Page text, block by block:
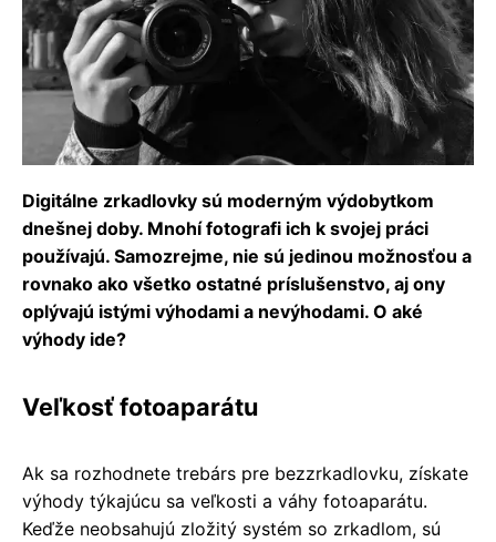
Digitálne zrkadlovky sú moderným výdobytkom
dnešnej doby. Mnohí fotografi ich k svojej práci
používajú. Samozrejme, nie sú jedinou možnosťou a
rovnako ako všetko ostatné príslušenstvo, aj ony
oplývajú istými výhodami a nevýhodami. O aké
výhody ide?
Veľkosť fotoaparátu
Ak sa rozhodnete trebárs pre bezzrkadlovku, získate
výhody týkajúcu sa veľkosti a váhy fotoaparátu.
Keďže neobsahujú zložitý systém so zrkadlom, sú